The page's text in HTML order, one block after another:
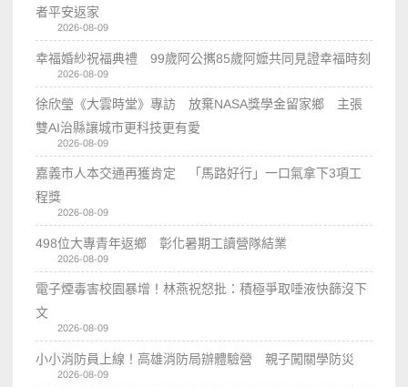
者平安返家
2026-08-09
幸福婚紗祝福典禮 99歲阿公𢹂85歲阿嬤共同見證幸福時刻
2026-08-09
徐欣瑩《大雲時堂》專訪 放棄NASA獎學金留家鄉 主張
雙AI治縣讓城市更科技更有愛
2026-08-09
嘉義市人本交通再獲肯定 「馬路好行」一口氣拿下3項工
程獎
2026-08-09
498位大專青年返鄉 彰化暑期工讀營隊結業
2026-08-09
電子煙毒害校園暴增！林燕祝怒批：積極爭取唾液快篩沒下
文
2026-08-09
小小消防員上線！高雄消防局辦體驗營 親子闖關學防災
2026-08-09